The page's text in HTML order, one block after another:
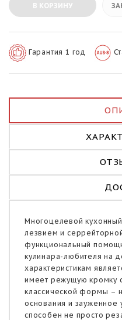
В КОРЗИНУ
Гарантия 1 год
Многоцелевой
лезвием и
функциональный
кулинара-любителя на
характеристикам
имеет режущую кромку
классической формы –
основания и зауженное
способен не просто